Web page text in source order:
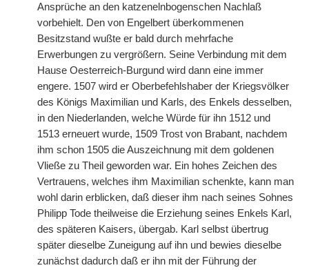
Ansprüche an den katzenelnbogenschen Nachlaß
vorbehielt. Den von Engelbert überkommenen
Besitzstand wußte er bald durch mehrfache
Erwerbungen zu vergrößern. Seine Verbindung mit dem
Hause Oesterreich-Burgund wird dann eine immer
engere. 1507 wird er Oberbefehlshaber der Kriegsvölker
des Königs Maximilian und Karls, des Enkels desselben,
in den Niederlanden, welche Würde für ihn 1512 und
1513 erneuert wurde, 1509 Trost von Brabant, nachdem
ihm schon 1505 die Auszeichnung mit dem goldenen
Vließe zu Theil geworden war. Ein hohes Zeichen des
Vertrauens, welches ihm Maximilian schenkte, kann man
wohl darin erblicken, daß dieser ihm nach seines Sohnes
Philipp Tode theilweise die Erziehung seines Enkels Karl,
des späteren Kaisers, übergab. Karl selbst übertrug
später dieselbe Zuneigung auf ihn und bewies dieselbe
zunächst dadurch daß er ihn mit der Führung der